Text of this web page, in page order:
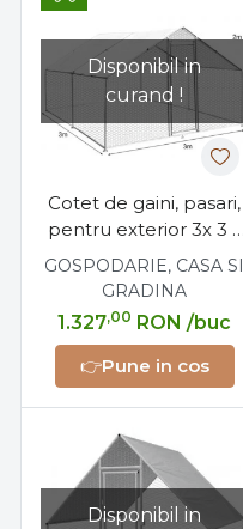
Disponibil in
curand !
Cotet de gaini, pasari,
pentru exterior 3x 3 x
2 metri, otel galvanizat
GOSPODARIE, CASA SI
GRADINA
1.327,00 RON /buc
👉Pune in cos
Disponibil in